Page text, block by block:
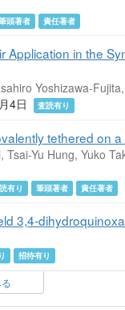
頭著者 責任著者
Application in the
Yoshizawa-
4日
査読有り
tethered on
Yu Hung, Yuko
有り 筆頭著者 責任著者
3,4-
招待有り